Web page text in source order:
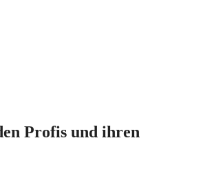
Profis und ihren